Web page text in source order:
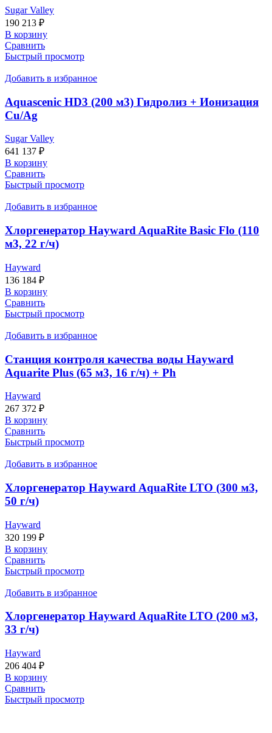
Sugar Valley
190 213 ₽
В корзину
Сравнить
Быстрый просмотр
Добавить в избранное
Aquascenic HD3 (200 м3) Гидролиз + Ионизация
Cu/Ag
Sugar Valley
641 137 ₽
В корзину
Сравнить
Быстрый просмотр
Добавить в избранное
Хлоргенератор Hayward AquaRite Basic Flo (110
м3, 22 г/ч)
Hayward
136 184 ₽
В корзину
Сравнить
Быстрый просмотр
Добавить в избранное
Станция контроля качества воды Hayward
Aquarite Plus (65 м3, 16 г/ч) + Ph
Hayward
267 372 ₽
В корзину
Сравнить
Быстрый просмотр
Добавить в избранное
Хлоргенератор Hayward AquaRite LTO (300 м3,
50 г/ч)
Hayward
320 199 ₽
В корзину
Сравнить
Быстрый просмотр
Добавить в избранное
Хлоргенератор Hayward AquaRite LTO (200 м3,
33 г/ч)
Hayward
206 404 ₽
В корзину
Сравнить
Быстрый просмотр